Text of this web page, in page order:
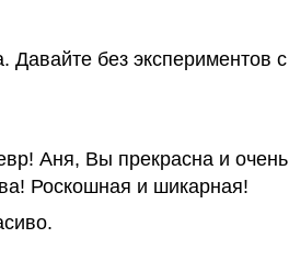
Давайте без экспериментов с
Аня, Вы прекрасна и очень
Роскошная и шикарная!